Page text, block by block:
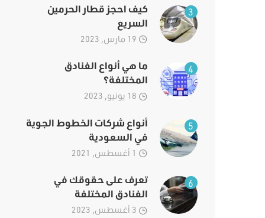
3
كيف احجز قطار الحرمين
السريع
4
ما هي أنواع الفنادق
المختلفة؟
5
أنواع شركات الخطوط الجوية
في السعودية
6
تعرف على حقوقك في
الفنادق المختلفة